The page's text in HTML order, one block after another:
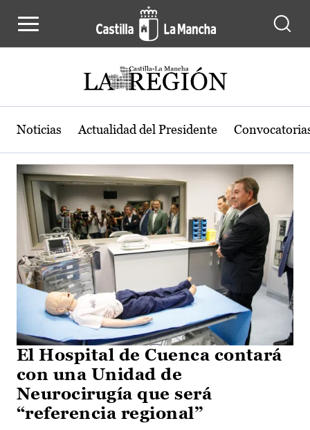
Actualidad de la región de Castilla-
Noticias Actualidad del Presidente
El Hospital de Cuenca contará
con una Unidad de
Neurocirugía que será
“referencia regional”